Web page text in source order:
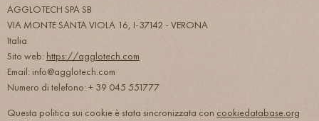
AGGLOTECH SPA SB
VIA MONTE SANTA VIOLA 16, I-37142 - VERONA
Italia
Sito web: https://agglotech.com
Email: info@agglotech.com
Numero di telefono: + 39 045 551777
Questa politica sui cookie è stata sincronizzata con cookiedatabase.org